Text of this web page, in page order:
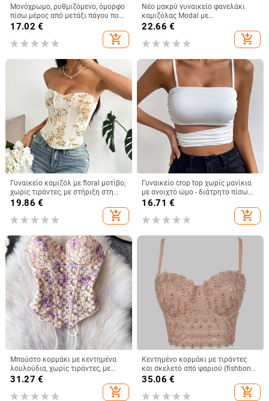
Μονόχρωμο, ρυθμιζόμενο, όμορφο
πίσω μέρος από μετάξι πάγου που
δεν αφήνει σημάδια, λεπτή,
αναπνεύσιμη μπλούζα με σταθερή
θήκη για όλα τα παιχνίδια για
17.02 €
add_shopping_cart
Νέο μακρύ γυναικείο φανελάκι
καμιζόλας Modal με
ενσωματωμένο τοπ και λάστιχο
σουτιέν
22.66 €
add_shopping_cart
Γυναικείο καμιζόλ με floral μοτίβο,
χωρίς τιράντες, με στήριξη στη
μέση, ultra-short μήκος,
19.86 €
add_shopping_cart
Γυναικείο crop top χωρίς μανίκια
με ανοιχτό ώμο - διάτρητο πίσω
σχέδιο, άνετη γραμμή, κοντό
μήκος, μίξη πολυεστέρα-ελαστάν
16.71 €
add_shopping_cart
Μπούστο κορμάκι με κεντημένα
λουλούδια, χωρίς τιράντες, με
οστά, κοντό μήκος, θηλυκή
31.27 €
add_shopping_cart
Κεντημένο κορμάκι με τιράντες
και σκελετό από ψαριού (fishbone),
βέστ με διαμαντιών διακόσμηση,
φλοράλ μοτίβο, στενή γραμμή,
υπερ-κοντό μήκος ≤40 εκ,
35.06 €
add_shopping_cart